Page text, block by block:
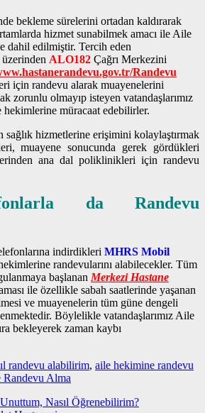
bekleme sürelerini ortadan kaldırarak
hizmet sunabilmek amacı ile Aile
dahil edilmiştir. Tercih eden
üzerinden ALO182 Çağrı Merkezini
Randevu
için randevu alarak muayenelerini
zorunlu olmayıp isteyen vatandaşlarımız
hekimlerine müracaat edebilirler.
sağlık hizmetlerine erişimini kolaylaştırmak
muayene sonucunda gerek gördükleri
ana dal poliklinikleri için randevu
da Randevu
indirdikleri MHRS Mobil
randevularını alabilecekler. Tüm
başlananMerkezi Hastane
ile özellikle sabah saatlerinde yaşanan
ve muayenelerin tüm güne dengeli
Böylelikle vatandaşlarımız Aile
bekleyerek zaman kaybı
randevu alabilirim, aile hekimine randevu
Alma
Nasıl Öğrenebilirim?